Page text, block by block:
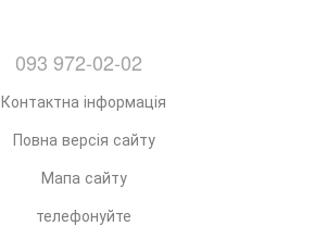
093 972-02-02
Контактна інформація
Повна версія сайту
Мапа сайту
телефонуйте